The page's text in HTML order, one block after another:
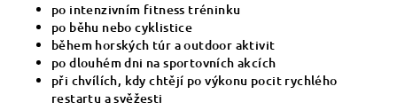
po intenzivním fitness tréninku
po běhu nebo cyklistice
během horských túr a outdoor aktivit
po dlouhém dni na sportovních akcích
při chvílích, kdy chtějí po výkonu pocit rychlého
restartu a svěžesti